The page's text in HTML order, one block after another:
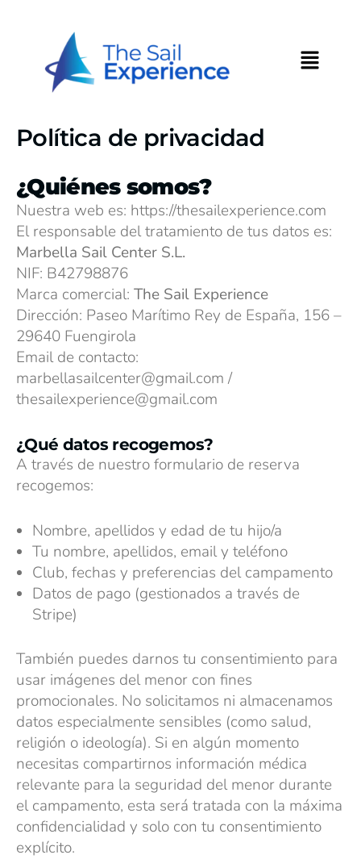
Menu
Política de privacidad
¿Quiénes somos?
Nuestra web es: https://thesailexperience.com
El responsable del tratamiento de tus datos es:
Marbella Sail Center S.L.
NIF: B42798876
Marca comercial: The Sail Experience
Dirección: Paseo Marítimo Rey de España, 156 –
29640 Fuengirola
Email de contacto:
marbellasailcenter@gmail.com /
thesailexperience@gmail.com
¿Qué datos recogemos?
A través de nuestro formulario de reserva
recogemos:
Nombre, apellidos y edad de tu hijo/a
Tu nombre, apellidos, email y teléfono
Club, fechas y preferencias del campamento
Datos de pago (gestionados a través de
Stripe)
También puedes darnos tu consentimiento para
usar imágenes del menor con fines
promocionales. No solicitamos ni almacenamos
datos especialmente sensibles (como salud,
religión o ideología). Si en algún momento
necesitas compartirnos información médica
relevante para la seguridad del menor durante
el campamento, esta será tratada con la máxima
confidencialidad y solo con tu consentimiento
explícito.